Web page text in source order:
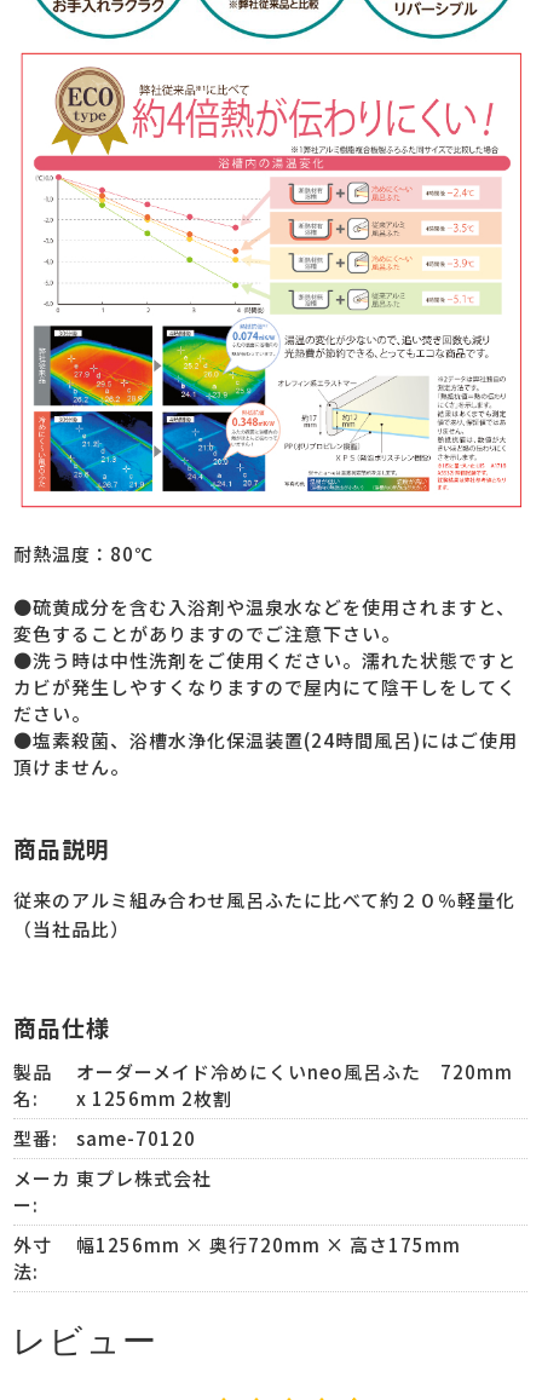
耐熱温度：80℃
●硫黄成分を含む入浴剤や温泉水などを使用されますと、
変色することがありますのでご注意下さい。
●洗う時は中性洗剤をご使用ください。濡れた状態ですと
カビが発生しやすくなりますので屋内にて陰干しをしてく
ださい。
●塩素殺菌、浴槽水浄化保温装置(24時間風呂)にはご使用
頂けません。
商品説明
従来のアルミ組み合わせ風呂ふたに比べて約２０％軽量化
（当社品比）
商品仕様
製品
名:
オーダーメイド冷めにくいneo風呂ふた 720mm
x 1256mm 2枚割
型番:
same-70120
メーカ
ー:
東プレ株式会社
外寸
法:
幅1256mm × 奥行720mm × 高さ175mm
レビュー